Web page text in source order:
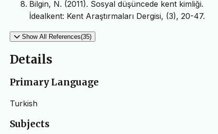
Bilgin, N. (2011). Sosyal düşüncede kent kimliği.
İdealkent: Kent Araştırmaları Dergisi, (3), 20-47.
Show All References(35)
Details
Primary Language
Turkish
Subjects